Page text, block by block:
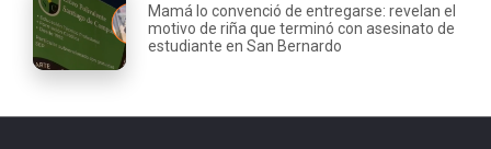
Mamá lo convenció de entregarse: revelan el
motivo de riña que terminó con asesinato de
estudiante en San Bernardo